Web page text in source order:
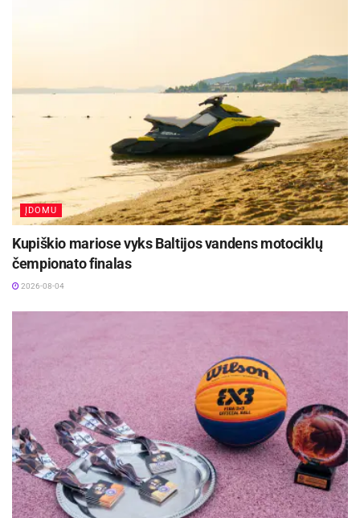
ĮDOMU
Kupiškio mariose vyks Baltijos vandens motociklų
čempionato finalas
2026-08-04